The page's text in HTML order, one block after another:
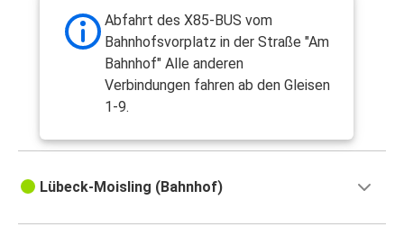
Abfahrt des X85-BUS vom
Bahnhofsvorplatz in der Straße "Am
Bahnhof" Alle anderen
Verbindungen fahren ab den Gleisen
1-9.
Lübeck-Moisling (Bahnhof)